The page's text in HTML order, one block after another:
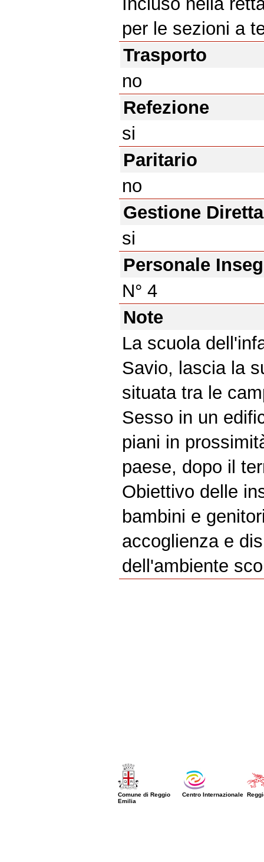
per le sezioni a
Trasporto
no
Refezione
si
Paritario
no
Gestione Diretta
si
Personale
N° 4
Note
La scuola
Savio, lascia la
situata tra le
Sesso in un
piani in
paese, dopo il
Obiettivo delle
bambini e
accoglienza e
dell'ambiente
Comune di Reggio
Emilia
Centro Internazionale